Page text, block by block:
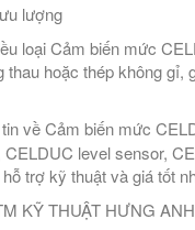
lượng
loại Cảm biến mức
thau hoặc thép không
về Cảm biến mức
level sensor,
trợ kỹ thuật và giá tốt
KỸ THUẬT HƯNG